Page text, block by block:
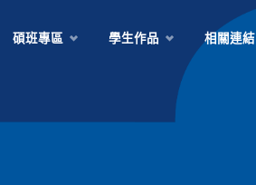
碩班專區 學生作品 相關連結